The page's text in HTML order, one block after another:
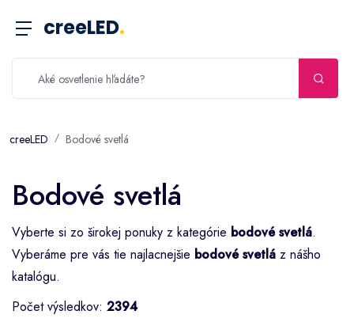
creeLED.
creeLED Bodové svetlá
Bodové svetlá
Vyberte si zo širokej ponuky z kategórie bodové svetlá.
Vyberáme pre vás tie najlacnejšie bodové svetlá z nášho
katalógu.
Počet výsledkov: 2394